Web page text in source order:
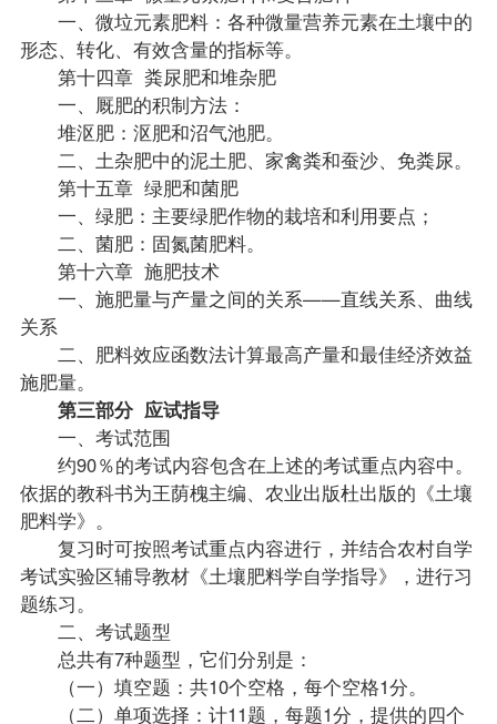
一、微垃元素肥料：各种微量营养元素在土壤中的
形态、转化、有效含量的指标等。
第十四章 粪尿肥和堆杂肥
一、厩肥的积制方法：
堆沤肥：沤肥和沼气池肥。
二、土杂肥中的泥土肥、家禽粪和蚕沙、免粪尿。
第十五章 绿肥和菌肥
一、绿肥：主要绿肥作物的栽培和利用要点；
二、菌肥：固氮菌肥料。
第十六章 施肥技术
一、施肥量与产量之间的关系——直线关系、曲线
关系
二、肥料效应函数法计算最高产量和最佳经济效益
施肥量。
第三部分 应试指导
一、考试范围
约90％的考试内容包含在上述的考试重点内容中。
依据的教科书为王荫槐主编、农业出版杜出版的《土壤
肥料学》。
复习时可按照考试重点内容进行，并结合农村自学
考试实验区辅导教材《土壤肥料学自学指导》，进行习
题练习。
二、考试题型
总共有7种题型，它们分别是：
（一）填空题：共10个空格，每个空格1分。
（二）单项选择：计11题，每题1分，提供的四个